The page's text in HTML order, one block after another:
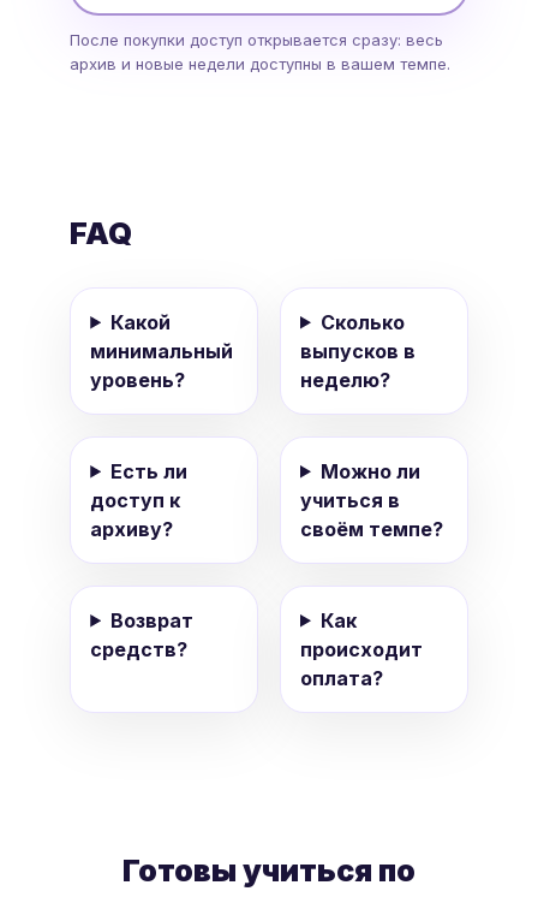
После покупки доступ открывается сразу: весь
архив и новые недели доступны в вашем темпе.
FAQ
Какой
минимальный
уровень?
Сколько
выпусков в
неделю?
Есть ли
доступ к
архиву?
Можно ли
учиться в
своём темпе?
Возврат
средств?
Как
происходит
оплата?
Готовы учиться по